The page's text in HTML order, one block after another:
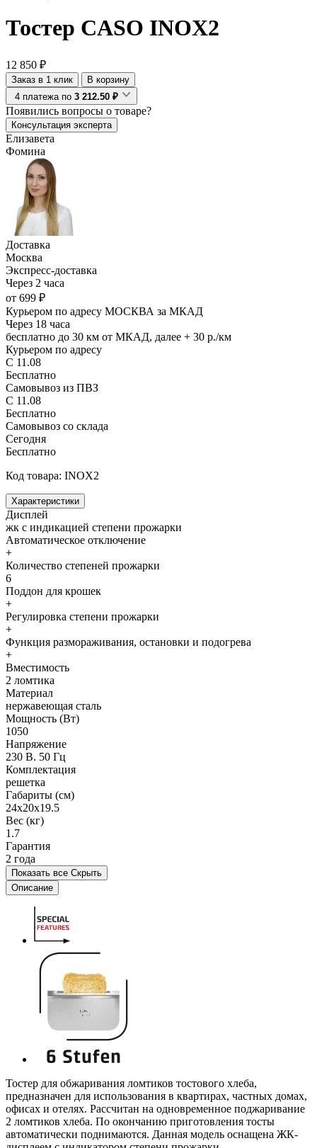
Тостер CASO INOX2
12 850 ₽
Заказ в 1 клик
В корзину
4 платежа по 3 212.50 ₽
Появились вопросы о товаре?
Консультация эксперта
Елизавета
Фомина
Доставка
Москва
Экспресс-доставка
Через 2 часа
от 699 ₽
Курьером по адресу МОСКВА за МКАД
Через 18 часа
бесплатно до 30 км от МКАД, далее + 30 р./км
Курьером по адресу
С 11.08
Бесплатно
Самовывоз из ПВЗ
С 11.08
Бесплатно
Самовывоз со склада
Сегодня
Бесплатно
Код товара: INOX2
Характеристики
Дисплей
жк с индикацией степени прожарки
Автоматическое отключение
+
Количество степеней прожарки
6
Поддон для крошек
+
Регулировка степени прожарки
+
Функция размораживания, остановки и подогрева
+
Вместимость
2 ломтика
Материал
нержавеющая сталь
Мощность (Вт)
1050
Напряжение
230 В. 50 Гц
Комплектация
решетка
Габариты (см)
24х20х19.5
Вес (кг)
1.7
Гарантия
2 года
Показать все Скрыть
Описание
Тостер для обжаривания ломтиков тостового хлеба,
предназначен для использования в квартирах, частных домах,
офисах и отелях. Рассчитан на одновременное поджаривание
2 ломтиков хлеба. По окончанию приготовления тосты
автоматически поднимаются. Данная модель оснащена ЖК-